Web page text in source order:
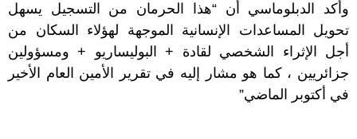
وأكد الدبلوماسي أن “هذا الحرمان من التسجيل يسهل
تحويل المساعدات الإنسانية الموجهة لهؤلاء السكان من
أجل الإثراء الشخصي لقادة + البوليساريو + ومسؤولين
جزائريين ، كما هو مشار إليه في تقرير الأمين العام الأخير
في أكتوبر الماضي”